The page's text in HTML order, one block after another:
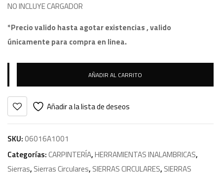
NO INCLUYE CARGADOR
*Precio valido hasta agotar existencias , valido
únicamente para compra en linea.
AÑADIR AL CARRITO
Añadir a la lista de deseos
SKU:06016A1001
Categorías:CARPINTERÍA,HERRAMIENTAS INALAMBRICAS,
Sierras, Sierras Circulares, SIERRAS CIRCULARES, SIERRAS